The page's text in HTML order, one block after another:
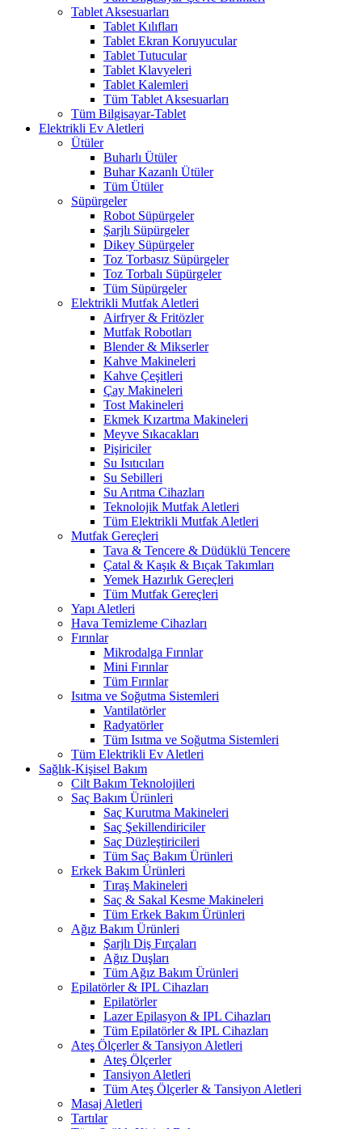
Tablet Aksesuarları
Tablet Kılıfları
Tablet Ekran Koruyucular
Tablet Tutucular
Tablet Klavyeleri
Tablet Kalemleri
Tüm Tablet Aksesuarları
Tüm Bilgisayar-Tablet
Elektrikli Ev Aletleri
Ütüler
Buharlı Ütüler
Buhar Kazanlı Ütüler
Tüm Ütüler
Süpürgeler
Robot Süpürgeler
Şarjlı Süpürgeler
Dikey Süpürgeler
Toz Torbasız Süpürgeler
Toz Torbalı Süpürgeler
Tüm Süpürgeler
Elektrikli Mutfak Aletleri
Airfryer & Fritözler
Mutfak Robotları
Blender & Mikserler
Kahve Makineleri
Kahve Çeşitleri
Çay Makineleri
Tost Makineleri
Ekmek Kızartma Makineleri
Meyve Sıkacakları
Pişiriciler
Su Isıtıcıları
Su Sebilleri
Su Arıtma Cihazları
Teknolojik Mutfak Aletleri
Tüm Elektrikli Mutfak Aletleri
Mutfak Gereçleri
Tava & Tencere & Düdüklü Tencere
Çatal & Kaşık & Bıçak Takımları
Yemek Hazırlık Gereçleri
Tüm Mutfak Gereçleri
Yapı Aletleri
Hava Temizleme Cihazları
Fırınlar
Mikrodalga Fırınlar
Mini Fırınlar
Tüm Fırınlar
Isıtma ve Soğutma Sistemleri
Vantilatörler
Radyatörler
Tüm Isıtma ve Soğutma Sistemleri
Tüm Elektrikli Ev Aletleri
Sağlık-Kişisel Bakım
Cilt Bakım Teknolojileri
Saç Bakım Ürünleri
Saç Kurutma Makineleri
Saç Şekillendiriciler
Saç Düzleştiricileri
Tüm Saç Bakım Ürünleri
Erkek Bakım Ürünleri
Tıraş Makineleri
Saç & Sakal Kesme Makineleri
Tüm Erkek Bakım Ürünleri
Ağız Bakım Ürünleri
Şarjlı Diş Fırçaları
Ağız Duşları
Tüm Ağız Bakım Ürünleri
Epilatörler & IPL Cihazları
Epilatörler
Lazer Epilasyon & IPL Cihazları
Tüm Epilatörler & IPL Cihazları
Ateş Ölçerler & Tansiyon Aletleri
Ateş Ölçerler
Tansiyon Aletleri
Tüm Ateş Ölçerler & Tansiyon Aletleri
Masaj Aletleri
Tartılar